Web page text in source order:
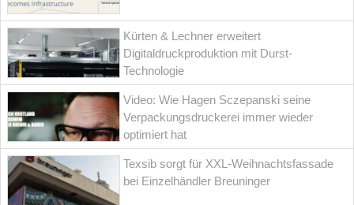
Kürten & Lechner erweitert
Digitaldruckproduktion mit Durst-
Technologie
Video: Wie Hagen Sczepanski seine
Verpackungsdruckerei immer wieder
optimiert hat
Texsib sorgt für XXL-Weihnachtsfassade
bei Einzelhändler Breuninger